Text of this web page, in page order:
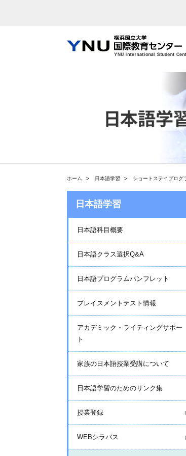
ホーム 日本語学習 ショートステイプログ
日本語学習
日本語科目概要
日本語クラス選択Q&A
日本語プログラムパンフレット
プレイスメントテスト情報
アカデミック・ライティングサポー
ト
家族の日本語授業受講について
日本語学習のためのリンク集
授業登録
WEBシラバス